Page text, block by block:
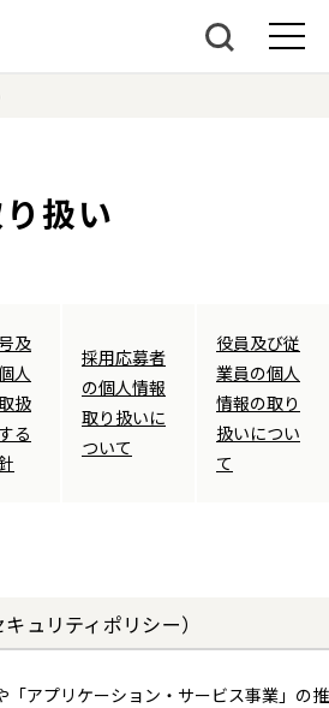
扱い
及
人
扱
る
採用応募者
の個人情報
取り扱いに
ついて
役員及び従
業員の個人
情報の取り
扱いについ
て
ュリティポリシー）
「アプリケーション・サービス事業」の推